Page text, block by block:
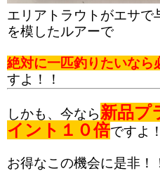
エリアトラウトがエサで
を模したルアーで
絶対に一匹釣りたいなら
すよ！！
しかも、今なら新品プ
イント１０倍ですよ
お得なこの機会に是非！